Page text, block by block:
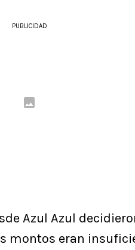
PUBLICIDAD
Azul Azul
montos eran